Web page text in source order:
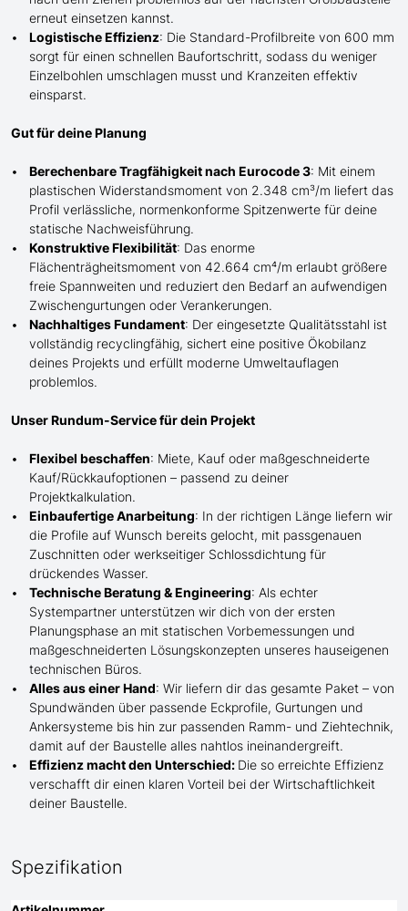
erneut einsetzen kannst.
Logistische Effizienz: Die Standard-Profilbreite von 600 mm
sorgt für einen schnellen Baufortschritt, sodass du weniger
Einzelbohlen umschlagen musst und Kranzeiten effektiv
einsparst.
Gut für deine Planung
Berechenbare Tragfähigkeit nach Eurocode 3: Mit einem
plastischen Widerstandsmoment von 2.348 cm³/m liefert das
Profil verlässliche, normenkonforme Spitzenwerte für deine
statische Nachweisführung.
Konstruktive Flexibilität: Das enorme
Flächenträgheitsmoment von 42.664 cm⁴/m erlaubt größere
freie Spannweiten und reduziert den Bedarf an aufwendigen
Zwischengurtungen oder Verankerungen.
Nachhaltiges Fundament: Der eingesetzte Qualitätsstahl ist
vollständig recyclingfähig, sichert eine positive Ökobilanz
deines Projekts und erfüllt moderne Umweltauflagen
problemlos.
Unser Rundum-Service für dein Projekt
Flexibel beschaffen: Miete, Kauf oder maßgeschneiderte
Kauf/Rückkaufoptionen – passend zu deiner
Projektkalkulation.
Einbaufertige Anarbeitung: In der richtigen Länge liefern wir
die Profile auf Wunsch bereits gelocht, mit passgenauen
Zuschnitten oder werkseitiger Schlossdichtung für
drückendes Wasser.
Technische Beratung & Engineering: Als echter
Systempartner unterstützen wir dich von der ersten
Planungsphase an mit statischen Vorbemessungen und
maßgeschneiderten Lösungskonzepten unseres hauseigenen
technischen Büros.
Alles aus einer Hand: Wir liefern dir das gesamte Paket – von
Spundwänden über passende Eckprofile, Gurtungen und
Ankersysteme bis hin zur passenden Ramm- und Ziehtechnik,
damit auf der Baustelle alles nahtlos ineinandergreift.
Effizienz macht den Unterschied: Die so erreichte Effizienz
verschafft dir einen klaren Vorteil bei der Wirtschaftlichkeit
deiner Baustelle.
Spezifikation